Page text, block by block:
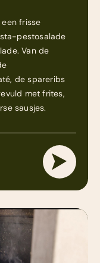
frisse
pestosalade
Van de
de spareribs
met frites,
sausjes.